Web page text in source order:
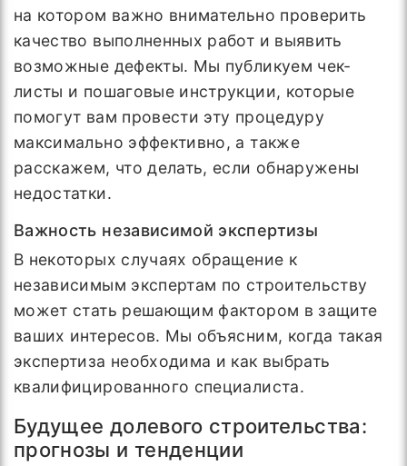
на котором важно внимательно проверить
качество выполненных работ и выявить
возможные дефекты. Мы публикуем чек-
листы и пошаговые инструкции, которые
помогут вам провести эту процедуру
максимально эффективно, а также
расскажем, что делать, если обнаружены
недостатки.
Важность независимой экспертизы
В некоторых случаях обращение к
независимым экспертам по строительству
может стать решающим фактором в защите
ваших интересов. Мы объясним, когда такая
экспертиза необходима и как выбрать
квалифицированного специалиста.
Будущее долевого строительства:
прогнозы и тенденции